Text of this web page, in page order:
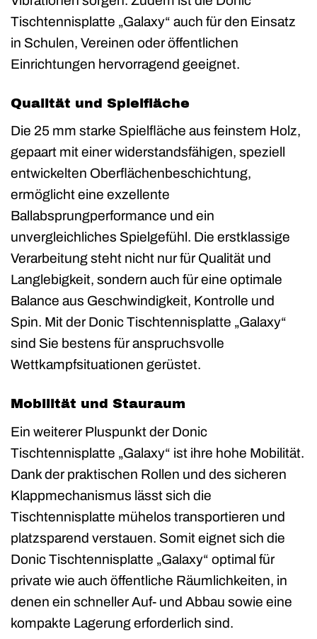
Tischtennisplatte „Galaxy“ auch für den Einsatz
in Schulen, Vereinen oder öffentlichen
Einrichtungen hervorragend geeignet.
Qualität und Spielfläche
Die 25 mm starke Spielfläche aus feinstem Holz,
gepaart mit einer widerstandsfähigen, speziell
entwickelten Oberflächenbeschichtung,
ermöglicht eine exzellente
Ballabsprungperformance und ein
unvergleichliches Spielgefühl. Die erstklassige
Verarbeitung steht nicht nur für Qualität und
Langlebigkeit, sondern auch für eine optimale
Balance aus Geschwindigkeit, Kontrolle und
Spin. Mit der Donic Tischtennisplatte „Galaxy“
sind Sie bestens für anspruchsvolle
Wettkampfsituationen gerüstet.
Mobilität und Stauraum
Ein weiterer Pluspunkt der Donic
Tischtennisplatte „Galaxy“ ist ihre hohe Mobilität.
Dank der praktischen Rollen und des sicheren
Klappmechanismus lässt sich die
Tischtennisplatte mühelos transportieren und
platzsparend verstauen. Somit eignet sich die
Donic Tischtennisplatte „Galaxy“ optimal für
private wie auch öffentliche Räumlichkeiten, in
denen ein schneller Auf- und Abbau sowie eine
kompakte Lagerung erforderlich sind.